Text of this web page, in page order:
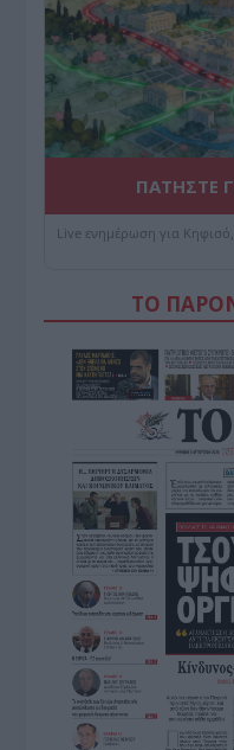
ΠΑΤΗΣΤΕ
Live ενημέρωση για
ΤΟ